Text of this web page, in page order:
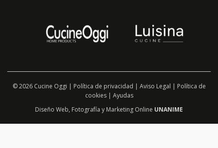
© 2026 Cucine Oggi | Política de privacidad | Aviso Legal | Política de
cookies| Ayudas
Diseño Web, Fotografía y Marketing Online UNANIME